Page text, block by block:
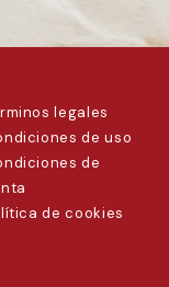
legales
de uso
de
de cookies